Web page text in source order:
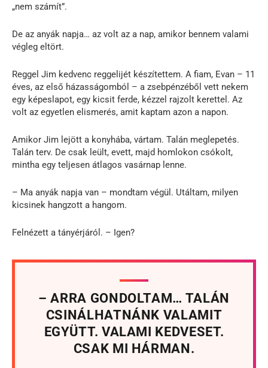
„nem számít”.
De az anyák napja… az volt az a nap, amikor bennem valami
végleg eltört.
Reggel Jim kedvenc reggelijét készítettem. A fiam, Evan – 11
éves, az első házasságomból – a zsebpénzéből vett nekem
egy képeslapot, egy kicsit ferde, kézzel rajzolt kerettel. Az
volt az egyetlen elismerés, amit kaptam azon a napon.
Amikor Jim lejött a konyhába, vártam. Talán meglepetés.
Talán terv. De csak leült, evett, majd homlokon csókolt,
mintha egy teljesen átlagos vasárnap lenne.
– Ma anyák napja van – mondtam végül. Utáltam, milyen
kicsinek hangzott a hangom.
Felnézett a tányérjáról. – Igen?
– ARRA GONDOLTAM… TALÁN
CSINÁLHATNÁNK VALAMIT
EGYÜTT. VALAMI KEDVESET.
CSAK MI HÁRMAN.